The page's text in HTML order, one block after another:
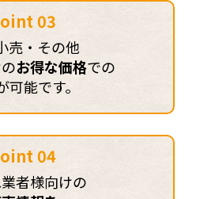
03
売・その他
お得な価格での
可能です。
04
者様向けの